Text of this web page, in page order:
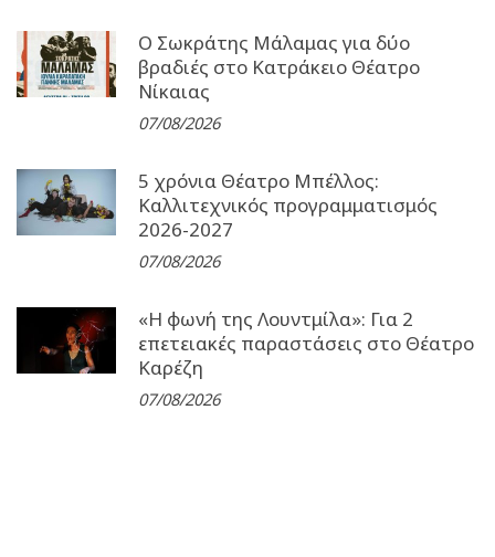
Ο Σωκράτης Μάλαμας για δύο
βραδιές στο Κατράκειο Θέατρο
Νίκαιας
07/08/2026
5 χρόνια Θέατρο Μπέλλος:
Καλλιτεχνικός προγραμματισμός
2026-2027
07/08/2026
«Η φωνή της Λουντμίλα»: Για 2
επετειακές παραστάσεις στο Θέατρο
Καρέζη
07/08/2026